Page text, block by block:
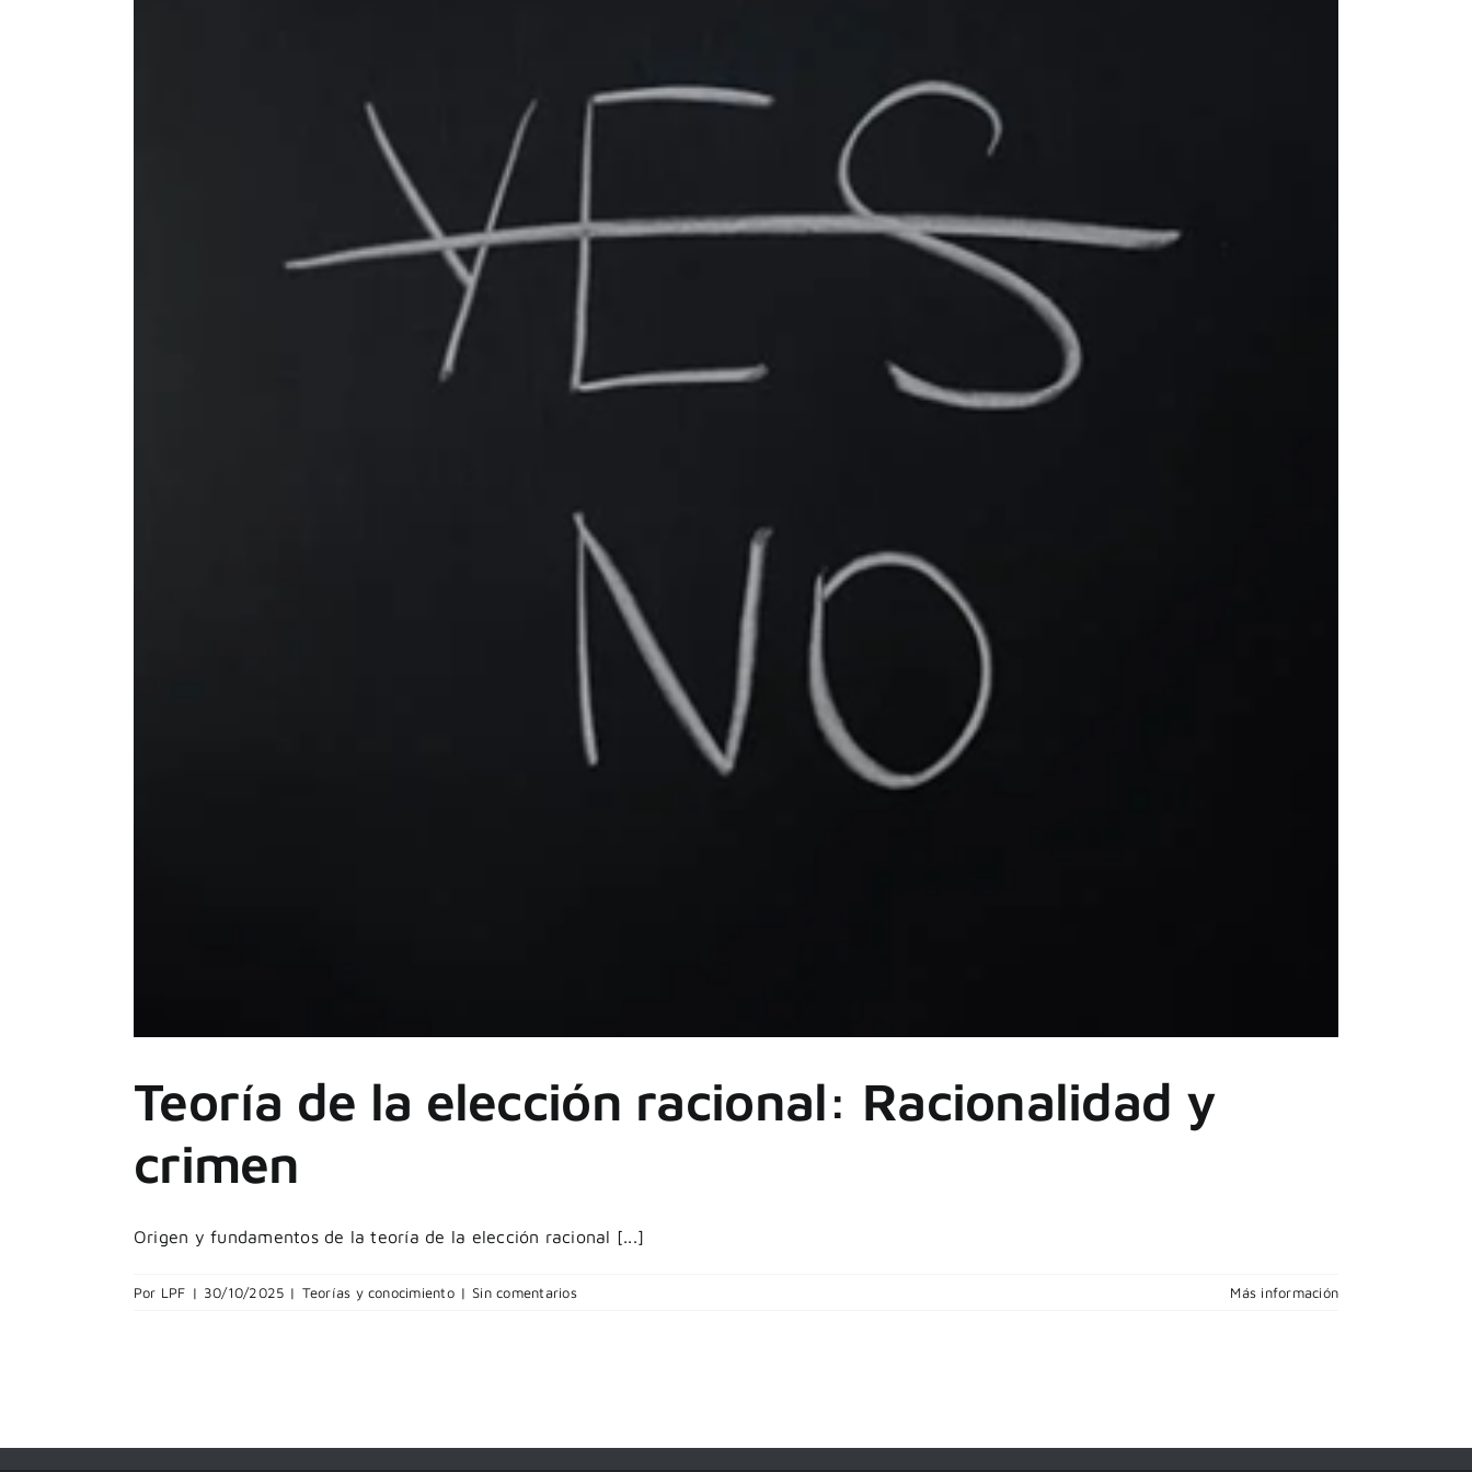
Teoría de la elección racional: Racionalidad y
crimen
Origen y fundamentos de la teoría de la elección racional [...]
Por LPF | 30/10/2025 | Teorías y conocimiento | Sin comentarios Más información